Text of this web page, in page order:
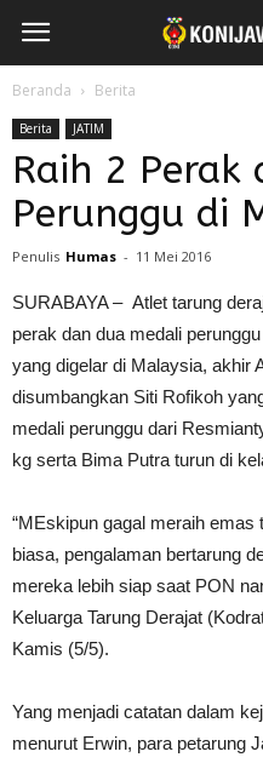
Beranda Berita
Berita JATIM
Raih 2 Perak
Perunggu di
Penulis Humas - 11 Mei 2016
SURABAYA – Atlet tarung
perak dan dua medali
yang digelar di Malaysia, akhir
disumbangkan Siti Rofikoh
medali perunggu dari
kg serta Bima Putra turun di
“MEskipun gagal meraih
biasa, pengalaman bertarung
mereka lebih siap saat PON
Keluarga Tarung Derajat
Kamis (5/5).
Yang menjadi catatan dalam
menurut Erwin, para petarung